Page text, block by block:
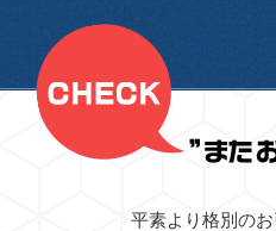
平素より格別の